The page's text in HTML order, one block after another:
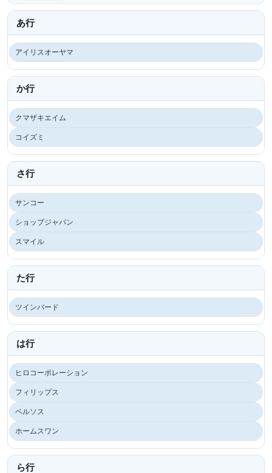
あ行
アイリスオーヤマ
か行
クマザキエイム
コイズミ
さ行
サンコー
ショップジャパン
スマイル
た行
ツインバード
は行
ヒロコーポレーション
フィリップス
ベルソス
ホームスワン
ら行